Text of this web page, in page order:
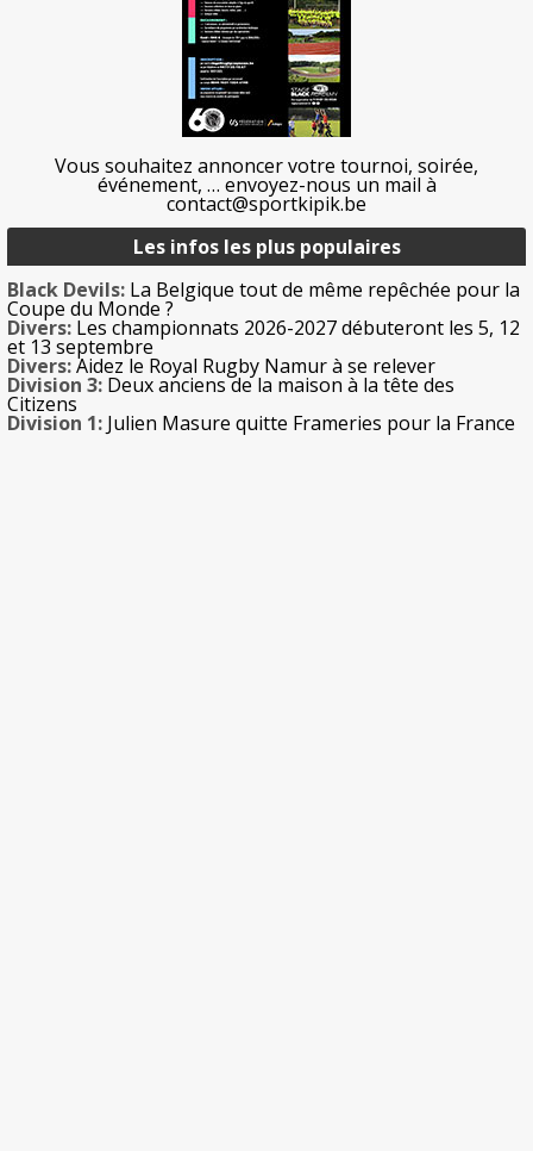
Vous souhaitez annoncer votre tournoi, soirée,
événement, … envoyez-nous un mail à
contact@sportkipik.be
Les infos les plus populaires
Black Devils: La Belgique tout de même repêchée pour la
Coupe du Monde ?
Divers: Les championnats 2026-2027 débuteront les 5, 12
et 13 septembre
Divers:Aidez le Royal Rugby Namur à se relever
Division 3: Deux anciens de la maison à la tête des
Citizens
Division 1: Julien Masure quitte Frameries pour la France